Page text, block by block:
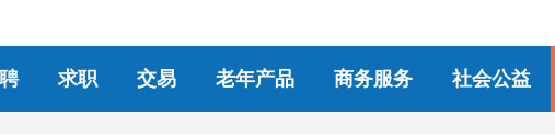
求职 交易 老年产品 商务服务 社会公益